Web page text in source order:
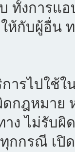
ทั้งการแ
ห้กับผู้อื่น
ารไปใช้
กฎหมาย
ง ไม่รับผิ
กกรณี เปิ